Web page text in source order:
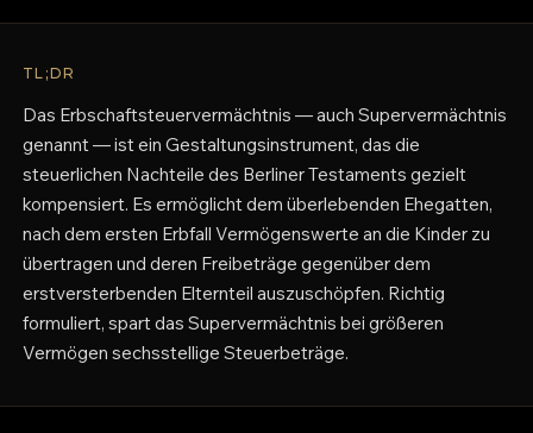
TL;DR
Das Erbschaftsteuervermächtnis — auch Supervermächtnis
genannt — ist ein Gestaltungsinstrument, das die
steuerlichen Nachteile des Berliner Testaments gezielt
kompensiert. Es ermöglicht dem überlebenden Ehegatten,
nach dem ersten Erbfall Vermögenswerte an die Kinder zu
übertragen und deren Freibeträge gegenüber dem
erstversterbenden Elternteil auszuschöpfen. Richtig
formuliert, spart das Supervermächtnis bei größeren
Vermögen sechsstellige Steuerbeträge.